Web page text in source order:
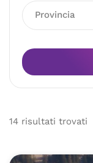
Provincia
14 risultati trovati